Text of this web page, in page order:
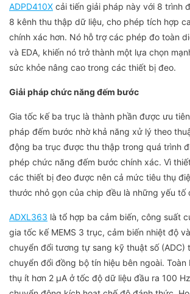
ADPD410X cải tiến giải pháp này với 8 trình
8 kênh thu thập dữ liệu, cho phép tích hợp
chính xác hơn. Nó hỗ trợ các phép đo toàn
và EDA, khiến nó trở thành một lựa chọn
sức khỏe nâng cao trong các thiết bị đeo.
Giải pháp chức năng đếm bước
Gia tốc kế ba trục là thành phần được ưu
pháp đếm bước nhờ khả năng xử lý theo
động ba trục được thu thập trong quá trình
phép chức năng đếm bước chính xác. Vì
các thiết bị đeo được nên cả mức tiêu thụ
thước nhỏ gọn của chip đều là những yếu tố
ADXL363 là tổ hợp ba cảm biến, công suất
gia tốc kế MEMS 3 trục, cảm biến nhiệt độ
chuyển đổi tương tự sang kỹ thuật số (ADC)
chuyển đổi đồng bộ tín hiệu bên ngoài. Toàn
thụ ít hơn 2 μA ở tốc độ dữ liệu đầu ra 100